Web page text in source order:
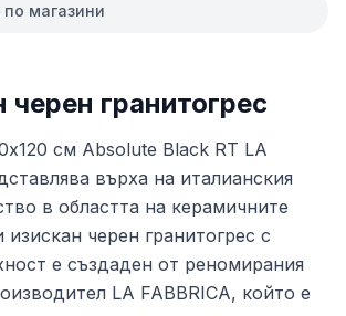
по магазини
черен гранитогрес
см Absolute Black RT LA
върха на италианския
в областта на керамичните
изискан черен гранитогрес с
е създаден от реномирания
LA FABBRICA, който е